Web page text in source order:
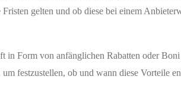
gelten und ob diese bei einem
in Form von anfänglichen Rabatten oder
festzustellen, ob und wann diese Vorteile